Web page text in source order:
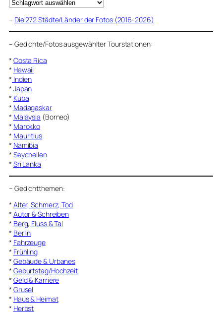
– Die 272 Städte/Länder der Fotos (2016-2026)
– Gedichte/Fotos ausgewählter Tourstationen:
* Costa Rica
* Hawaii
* Indien
* Japan
* Kuba
* Madagaskar
* Malaysia (Borneo)
* Marokko
* Mauritius
* Namibia
* Seychellen
* Sri Lanka
– Gedichtthemen:
* Alter, Schmerz, Tod
* Autor & Schreiben
* Berg, Fluss & Tal
* Berlin
* Fahrzeuge
* Frühling
* Gebäude & Urbanes
* Geburtstag/Hochzeit
* Geld & Karriere
* Grusel
* Haus & Heimat
* Herbst